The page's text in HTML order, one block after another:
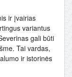
ir įvairias
variantus
gali būti
Tai vardas,
ir istorinės